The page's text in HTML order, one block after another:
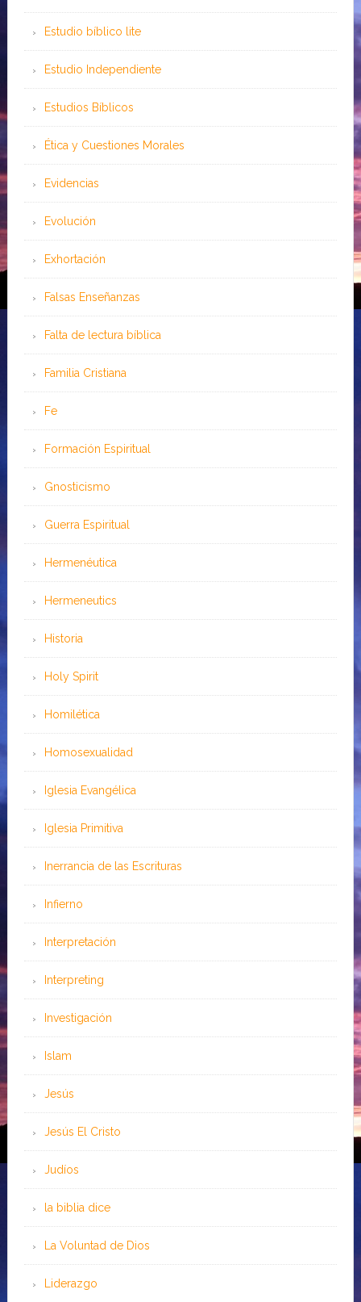
Estudio bíblico lite
Estudio Independiente
Estudios Bíblicos
Ética y Cuestiones Morales
Evidencias
Evolución
Exhortación
Falsas Enseñanzas
Falta de lectura bíblica
Familia Cristiana
Fe
Formación Espiritual
Gnosticismo
Guerra Espiritual
Hermenéutica
Hermeneutics
Historia
Holy Spirit
Homilética
Homosexualidad
Iglesia Evangélica
Iglesia Primitiva
Inerrancia de las Escrituras
Infierno
Interpretación
Interpreting
Investigación
Islam
Jesús
Jesús El Cristo
Judíos
la biblia dice
La Voluntad de Dios
Liderazgo